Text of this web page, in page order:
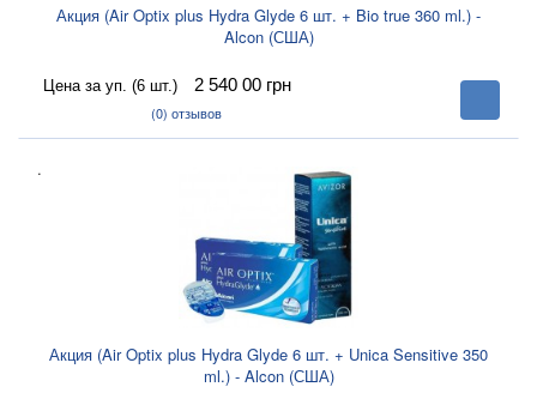
Акция (Air Optix plus Hydra Glyde 6 шт. + Bio true 360 ml.) -
Alcon (США)
Цена за уп. (6 шт.) 2 540 00 грн
(0) отзывов
В
корзину
.
Акция (Air Optix plus Hydra Glyde 6 шт. + Unica Sensitive 350
ml.) - Alcon (США)